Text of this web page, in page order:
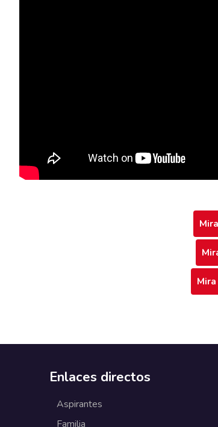
Enlaces directos
Aspirantes
Familia